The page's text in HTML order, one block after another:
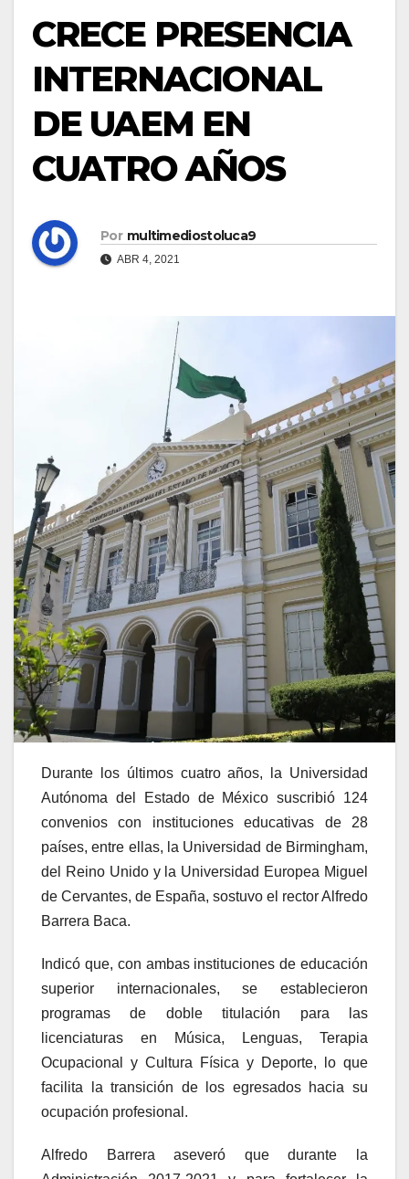
CRECE PRESENCIA
INTERNACIONAL
DE UAEM EN
CUATRO AÑOS
Por multimediostoluca9
ABR 4, 2021
Durante los últimos cuatro años, la Universidad
Autónoma del Estado de México suscribió 124
convenios con instituciones educativas de 28
países, entre ellas, la Universidad de Birmingham,
del Reino Unido y la Universidad Europea Miguel
de Cervantes, de España, sostuvo el rector Alfredo
Barrera Baca.
Indicó que, con ambas instituciones de educación
superior internacionales, se establecieron
programas de doble titulación para las
licenciaturas en Música, Lenguas, Terapia
Ocupacional y Cultura Física y Deporte, lo que
facilita la transición de los egresados hacia su
ocupación profesional.
Alfredo Barrera aseveró que durante la